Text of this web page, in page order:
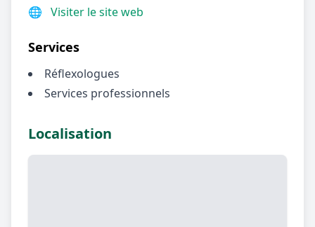
🌐 Visiter le site web
Services
Réflexologues
Services professionnels
Localisation